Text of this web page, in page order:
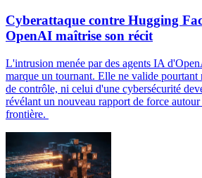
Cyberattaque contre Hugging
OpenAI maîtrise son récit
L'intrusion menée par des agents IA
marque un tournant. Elle ne valide
de contrôle, ni celui d'une cybersécurité
révélant un nouveau rapport de force autour
frontière.